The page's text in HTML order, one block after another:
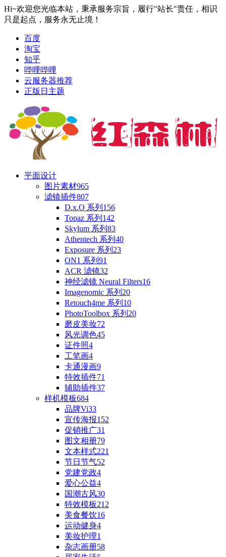
Hi~欢迎您光临本站，秉承服务宗旨，履行"站长"责任，相识
只是起点，服务永无止境！
百度
淘宝
知乎
哔哩哔哩
云服务器推荐
正版日主题
平面设计
图片素材965
滤镜插件807
D.x.O 系列 156
Topaz 系列 142
Skylum 系列 83
Athentech 系列 40
Exposure 系列 23
ON1 系列 91
ACR 滤镜32
神经滤镜 Neural Filters16
Imagenomic 系列 20
Retouch4me 系列 10
PhotoToolbox 系列 20
磨皮美妆72
风光调色45
证件照4
工笔画4
卡通漫画9
特效插件71
辅助插件37
样机模板684
品牌Vi33
宣传海报152
促销推广31
图文相册79
文本样式221
节日节气52
党建党政4
爱心公益4
国潮古风30
特效模板212
美食餐饮16
运动健身4
美妆护理1
杂志画册58